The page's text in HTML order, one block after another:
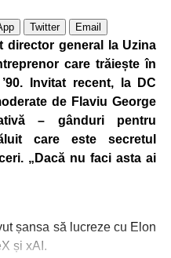
Twitter Email
director general la Uzina
care trăiește în
Invitat recent, la DC
de Flaviu George
– gânduri pentru
care este secretul
„Dacă nu faci asta ai
șansa să lucreze cu Elon
și xAI.